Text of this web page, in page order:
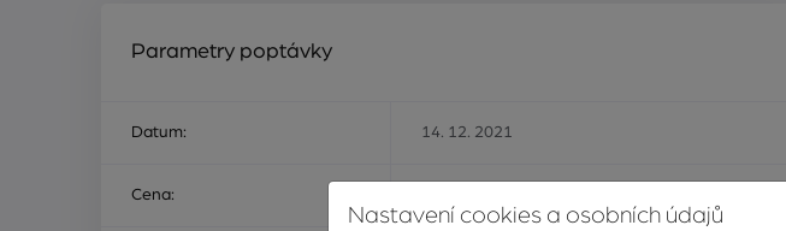
Parametry poptávky
Datum: 14. 12. 2021
Cena:
Nastavení cookies a osobních údajů